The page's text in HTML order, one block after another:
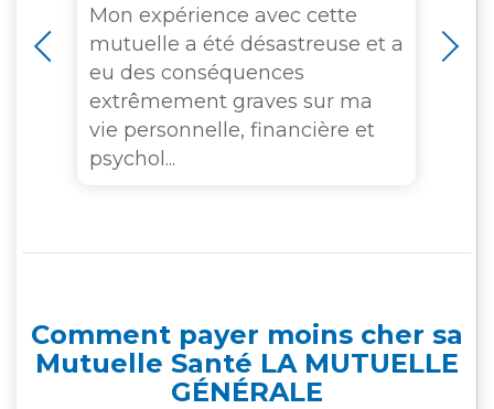
Mon expérience avec cette
mutuelle a été désastreuse et a
eu des conséquences
extrêmement graves sur ma
vie personnelle, financière et
psychol...
Comment payer moins cher sa
Mutuelle Santé LA MUTUELLE
GÉNÉRALE